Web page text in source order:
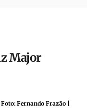
Major
Fernando Frazão |